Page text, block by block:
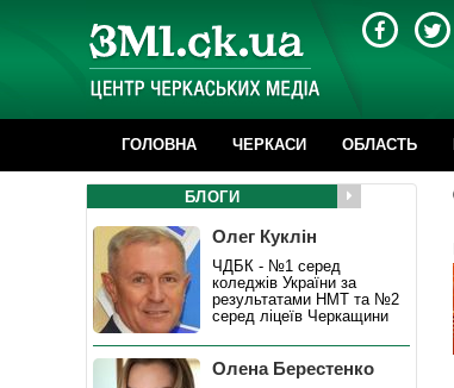
ГОЛОВНА ЧЕРКАСИ ОБЛАСТЬ
БЛОГИ
Олег Куклін
ЧДБК - №1 серед
коледжів України за
результатами НМТ та №2
серед ліцеїв Черкащини
Олена Берестенко